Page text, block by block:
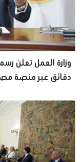
وزارة العمل تعلن
دقائق عبر منصة